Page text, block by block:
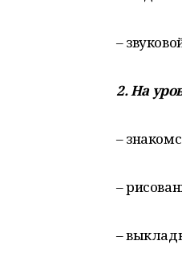
–
2.На
–
–
–